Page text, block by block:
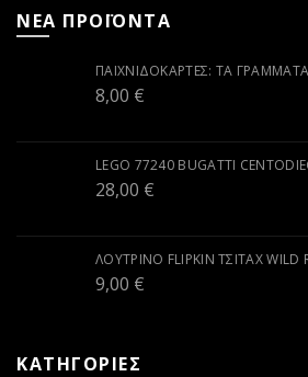
ΝΕΑ ΠΡΟΪΟΝΤΑ
ΠΑΙΧΝΙΔΟΚΆΡΤΕΣ: ΤΑ ΓΡΆΜΜΑΤΑ
8,00 €
LEGO 77240 BUGATTI
28,00 €
ΛΟΎΤΡΙΝΟ FLIPKIN ΤΣΙΤΆΧ WILD
9,00 €
ΚΑΤΗΓΟΡΙΕΣ